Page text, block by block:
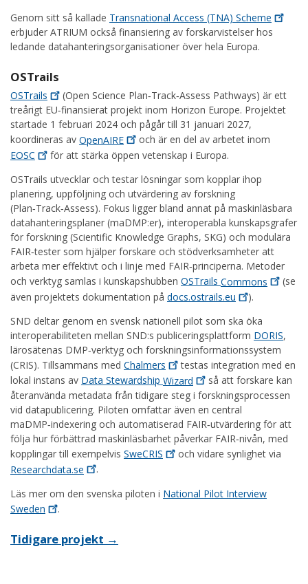
Genom sitt så kallade Transnational Access (TNA) Scheme
erbjuder ATRIUM också finansiering av forskarvistelser hos
ledande datahanteringsorganisationer över hela Europa.
OSTrails
OSTrails
(Open Science Plan‑Track‑Assess Pathways) är ett
treårigt EU‑finansierat projekt inom Horizon Europe. Projektet
startade 1 februari 2024 och pågår till 31 januari 2027,
koordineras av OpenAIRE
och är en del av arbetet inom
EOSC
för att stärka öppen vetenskap i Europa.
OSTrails utvecklar och testar lösningar som kopplar ihop
planering, uppföljning och utvärdering av forskning
(Plan‑Track‑Assess). Fokus ligger bland annat på maskinläsbara
datahanteringsplaner (maDMP:er), interoperabla kunskapsgrafer
för forskning (Scientific Knowledge Graphs, SKG) och modulära
FAIR‑tester som hjälper forskare och stödverksamheter att
arbeta mer effektivt och i linje med FAIR‑principerna. Metoder
och verktyg samlas i kunskapshubben OSTrails Commons
(se
även projektets dokumentation på docs.ostrails.eu
).
SND deltar genom en svensk nationell pilot som ska öka
interoperabiliteten mellan SND:s publiceringsplattform DORIS,
lärosätenas DMP‑verktyg och forskningsinformationssystem
(CRIS). Tillsammans med Chalmers
testas integration med en
lokal instans av Data Stewardship Wizard
så att forskare kan
återanvända metadata från tidigare steg i forskningsprocessen
vid datapublicering. Piloten omfattar även en central
maDMP‑indexering och automatiserad FAIR‑utvärdering för att
följa hur förbättrad maskinläsbarhet påverkar FAIR‑nivån, med
kopplingar till exempelvis SweCRIS
och vidare synlighet via
Researchdata.se
.
Läs mer om den svenska piloten i National Pilot Interview
Sweden
.
Tidigare projekt →